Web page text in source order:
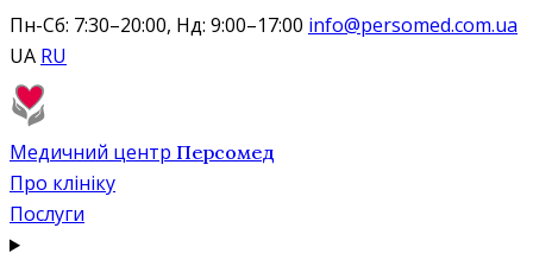
Пн-Сб: 7:30–20:00, Нд: 9:00–17:00 info@persomed.com.ua
UA RU
Медичний центр Персомед
Про клініку
Послуги